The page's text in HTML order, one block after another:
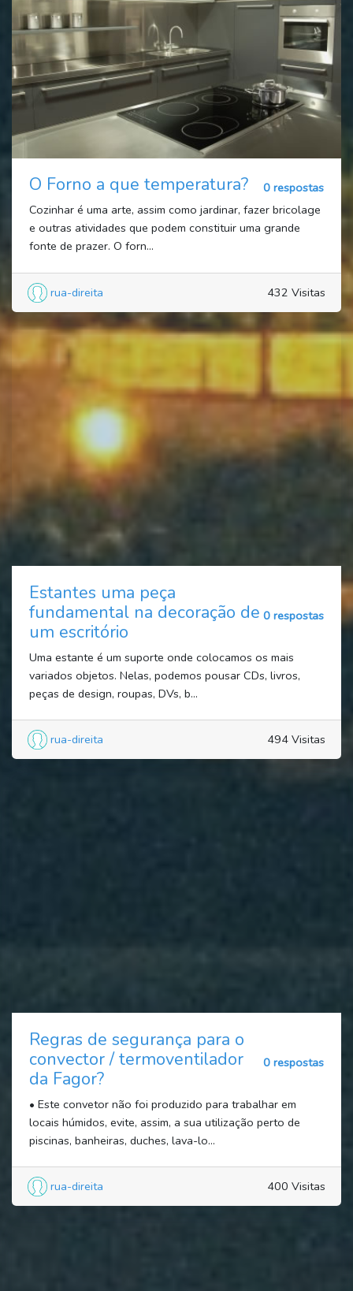
O Forno a que temperatura?
0 respostas
Cozinhar é uma arte, assim como jardinar, fazer bricolage
e outras atividades que podem constituir uma grande
fonte de prazer. O forn...
rua-direita 432 Visitas
Estantes uma peça
fundamental na decoração de
um escritório
0 respostas
Uma estante é um suporte onde colocamos os mais
variados objetos. Nelas, podemos pousar CDs, livros,
peças de design, roupas, DVs, b...
rua-direita 494 Visitas
Regras de segurança para o
convector / termoventilador
da Fagor?
0 respostas
• Este convetor não foi produzido para trabalhar em
locais húmidos, evite, assim, a sua utilização perto de
piscinas, banheiras, duches, lava-lo...
rua-direita 400 Visitas